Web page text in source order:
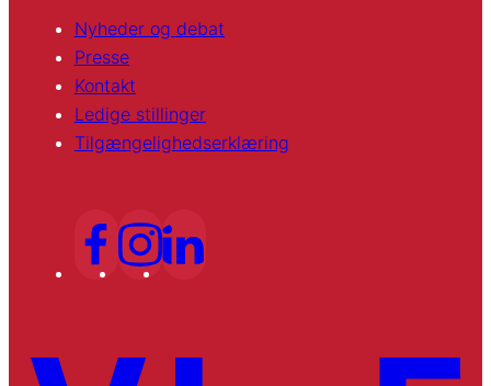
Nyheder og debat
Presse
Kontakt
Ledige stillinger
Tilgængelighedserklæring